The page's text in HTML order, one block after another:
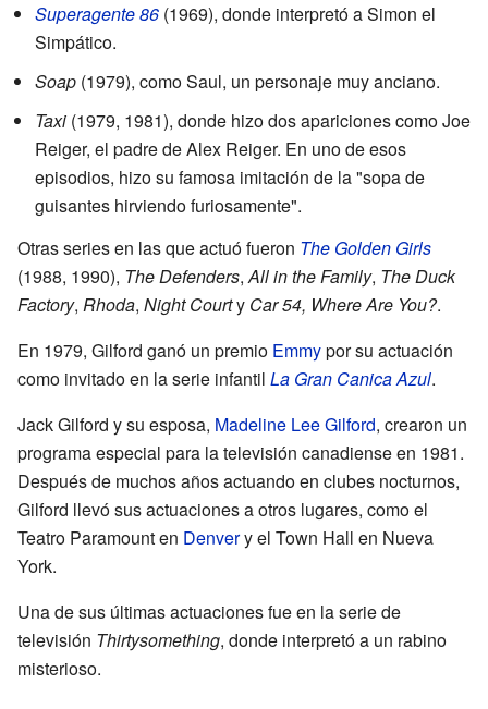
Superagente 86 (1969), donde interpretó a Simon el
Simpático.
Soap (1979), como Saul, un personaje muy anciano.
Taxi (1979, 1981), donde hizo dos apariciones como Joe
Reiger, el padre de Alex Reiger. En uno de esos
episodios, hizo su famosa imitación de la "sopa de
guisantes hirviendo furiosamente".
Otras series en las que actuó fueron The Golden Girls
(1988, 1990), The Defenders,All in the Family, The Duck
Factory, Rhoda, Night Courty Car 54, Where Are You?.
En 1979, Gilford ganó un premio Emmypor su actuación
como invitado en la serie infantil La Gran Canica Azul.
Jack Gilford y su esposa, Madeline Lee Gilford, crearon un
programa especial para la televisión canadiense en 1981.
Después de muchos años actuando en clubes nocturnos,
Gilford llevó sus actuaciones a otros lugares, como el
Teatro Paramount en Denvery el Town Hall en Nueva
York.
Una de sus últimas actuaciones fue en la serie de
televisión Thirtysomething, donde interpretó a un rabino
misterioso.